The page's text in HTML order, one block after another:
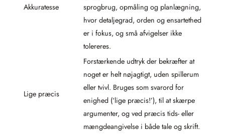
Akkuratesse
sprogbrug, opmåling og planlægning,
hvor detaljegrad, orden og ensartethed
er i fokus, og små afvigelser ikke
tolereres.
Lige præcis
Forstærkende udtryk der bekræfter at
noget er helt nøjagtigt, uden spillerum
eller tvivl. Bruges som svarord for
enighed (‘lige præcis!’), til at skærpe
argumenter, og ved præcis tids- eller
mængdeangivelse i både tale og skrift.